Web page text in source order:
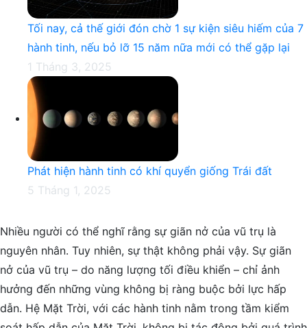
Tối nay, cả thế giới đón chờ 1 sự kiện siêu hiếm của 7
hành tinh, nếu bỏ lỡ 15 năm nữa mới có thể gặp lại
1 Tháng 3, 2025
Phát hiện hành tinh có khí quyển giống Trái đất
5 Tháng 1, 2025
Nhiều người có thể nghĩ rằng sự giãn nở của vũ trụ là
nguyên nhân. Tuy nhiên, sự thật không phải vậy. Sự giãn
nở của vũ trụ – do năng lượng tối điều khiển – chỉ ảnh
hưởng đến những vùng không bị ràng buộc bởi lực hấp
dẫn. Hệ Mặt Trời, với các hành tinh nằm trong tầm kiểm